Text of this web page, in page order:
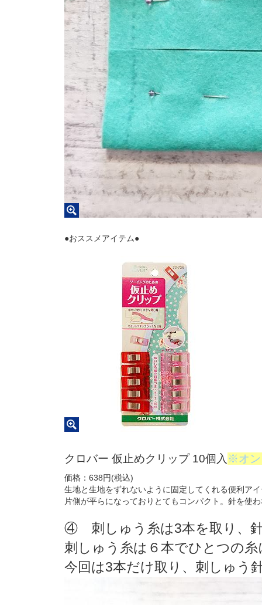
●おススメアイテム●
クロバー 仮止めクリップ 10個入 ※オン
価格：638円(税込)
生地と生地をずれないように固定してくれる便利ア
片側が平らになっておりとてもコンパクト。針を使
④ 刺しゅう糸は3本を取り、
刺しゅう糸は６本でひとつの
今回は3本だけ取り、刺しゅう